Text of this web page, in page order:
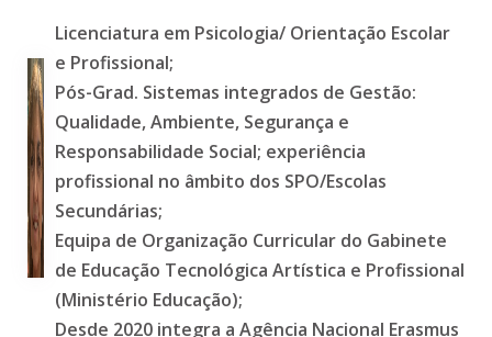
Licenciatura em Psicologia/ Orientação Escolar
e Profissional;
Pós-Grad. Sistemas integrados de Gestão:
Qualidade, Ambiente, Segurança e
Responsabilidade Social; experiência
profissional no âmbito dos SPO/Escolas
Secundárias;
Equipa de Organização Curricular do Gabinete
de Educação Tecnológica Artística e Profissional
(Ministério Educação);
Desde 2020 integra a Agência Nacional Erasmus